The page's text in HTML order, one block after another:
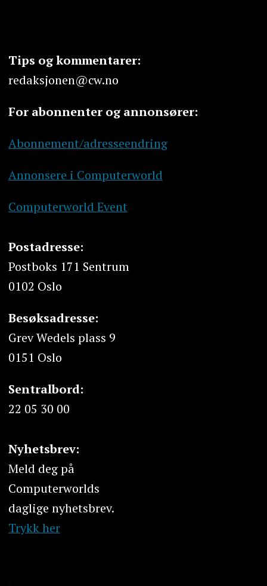
Tips og kommentarer:
redaksjonen@cw.no
For abonnenter og annonsører:
Abonnement/adresseendring
Annonsere i Computerworld
Computerworld Event
Postadresse:
Postboks 171 Sentrum
0102 Oslo
Besøksadresse:
Grev Wedels plass 9
0151 Oslo
Sentralbord:
22 05 30 00
Nyhetsbrev:
Meld deg på
Computerworlds
daglige nyhetsbrev.
Trykk her